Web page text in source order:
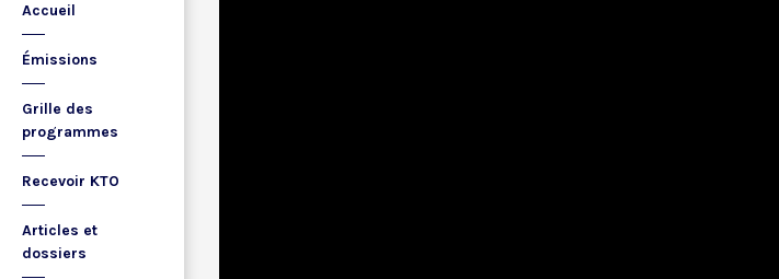
Accueil
Émissions
Grille des
programmes
Recevoir KTO
Articles et
dossiers